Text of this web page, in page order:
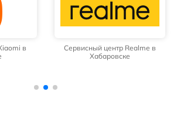
в
Сервисный центр Realme в
Хабаровске